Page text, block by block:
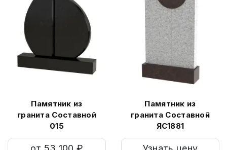
Памятник из
гранита Составной
015
Памятник из
гранита Составной
ЯС1881